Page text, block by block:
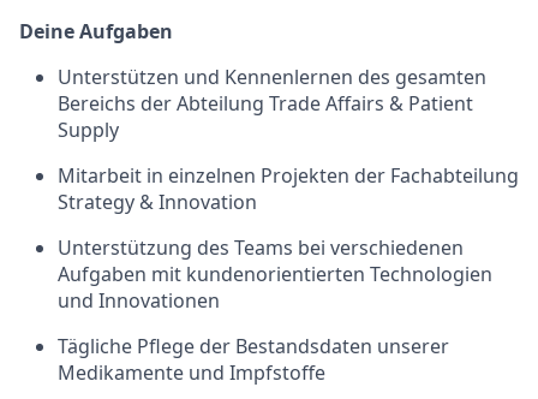
Deine Aufgaben
Unterstützen und Kennenlernen des gesamten
Bereichs der Abteilung Trade Affairs & Patient
Supply
Mitarbeit in einzelnen Projekten der Fachabteilung
Strategy & Innovation
Unterstützung des Teams bei verschiedenen
Aufgaben mit kundenorientierten Technologien
und Innovationen
Tägliche Pflege der Bestandsdaten unserer
Medikamente und Impfstoffe